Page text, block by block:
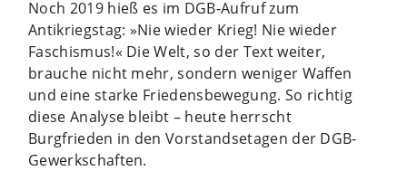
Noch 2019 hieß es im DGB-Aufruf zum
Antikriegstag: »Nie wieder Krieg! Nie wieder
Faschismus!« Die Welt, so der Text weiter,
brauche nicht mehr, sondern weniger Waffen
und eine starke Friedensbewegung. So richtig
diese Analyse bleibt – heute herrscht
Burgfrieden in den Vorstandsetagen der DGB-
Gewerkschaften.